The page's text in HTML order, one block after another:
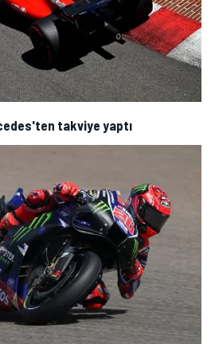
takviye yaptı